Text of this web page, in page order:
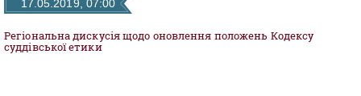
СОЦІОЛОГІЧНІ ОПИТУВАННЯ
17.05.2019, 07:00
Регіональна дискусія щодо оновлення положень Кодексу
суддівської етики